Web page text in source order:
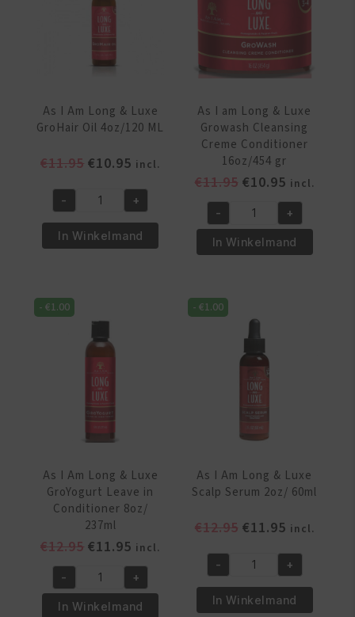
As I Am Long & Luxe
GroHair Oil 4oz/120 ML
€11.95 Oorspronkelijke
was:
€11.95.
€10.95 Huidige
is:
€10.95.
incl.
As
I
Am
Luxe
GroHair
4oz/120
- +
In Winkelmand
As I am Long & Luxe
Growash Cleansing
Creme Conditioner
16oz/454 gr
€11.95 Oorspronkelijke
was:
€11.95.
€10.95Huidige
prijs
is:
€10.95.
incl.
As
am
&
Luxe
Growash
Cleansing
Conditioner
16oz/454
- +
In Winkelmand
-€1.00
As I Am Long & Luxe
GroYogurt Leave in
Conditioner 8oz/
237ml
€12.95 Oorspronkelijke
was:
€12.95.
€11.95 Huidige
prijs
is:
€11.95.
incl.
As- +
In Winkelmand
-€1.00
As I Am Long & Luxe
Scalp Serum 2oz/ 60ml
€12.95 Oorspronkelijke
was:
€12.95.
€11.95Huidige
is:
€11.95.
incl.
As
I
Am
- +
In Winkelmand